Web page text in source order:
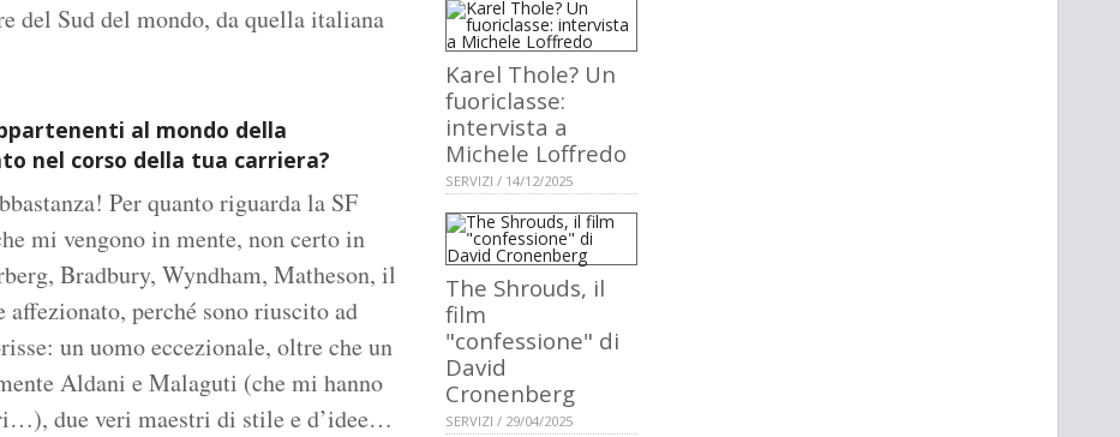
del Sud del mondo, da quella italiana
al mondo della
nel corso della tua carriera?
Per quanto riguarda la SF
mi vengono in mente, non certo in
Bradbury, Wyndham, Matheson, il
perché sono riuscito ad
un uomo eccezionale, oltre che un
Aldani e Malaguti (che mi hanno
due veri maestri di stile e d’idee…
Karel Thole? Un
fuoriclasse:
intervista a
Michele Loffredo
SERVIZI / 14/12/2025
The Shrouds, il
film
"confessione" di
David
Cronenberg
SERVIZI / 29/04/2025